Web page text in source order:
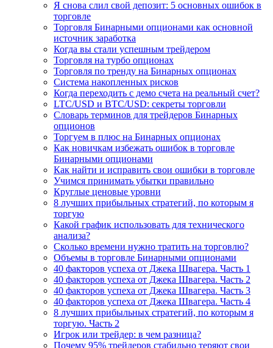
Я снова слил свой депозит: 5 основных ошибок в
торговле
Торговля Бинарными опционами как основной
источник заработка
Когда вы стали успешным трейдером
Торговля на турбо опционах
Торговля по тренду на Бинарных опционах
Система накопленных рисков
Когда переходить с демо счета на реальный счет?
LTC/USD и BTC/USD: секреты торговли
Словарь терминов для трейдеров Бинарных
опционов
Торгуем в плюс на Бинарных опционах
Как новичкам избежать ошибок в торговле
Бинарными опционами
Как найти и исправить свои ошибки в торговле
Учимся принимать убытки правильно
Круглые ценовые уровни
8 лучших прибыльных стратегий, по которым я
торгую
Какой график использовать для технического
анализа?
Сколько времени нужно тратить на торговлю?
Объемы в торговле Бинарными опционами
40 факторов успеха от Джека Швагера. Часть 1
40 факторов успеха от Джека Швагера. Часть 2
40 факторов успеха от Джека Швагера. Часть 3
40 факторов успеха от Джека Швагера. Часть 4
8 лучших прибыльных стратегий, по которым я
торгую. Часть 2
Игрок или трейдер: в чем разница?
Почему 95% трейдеров стабильно теряют свои